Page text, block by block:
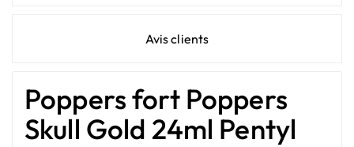
Avis clients
Poppers fort Poppers
Skull Gold 24ml Pentyl